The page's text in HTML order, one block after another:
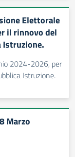
Elettorale
il rinnovo del
Istruzione.
2024-2026, per
Istruzione.
Marzo